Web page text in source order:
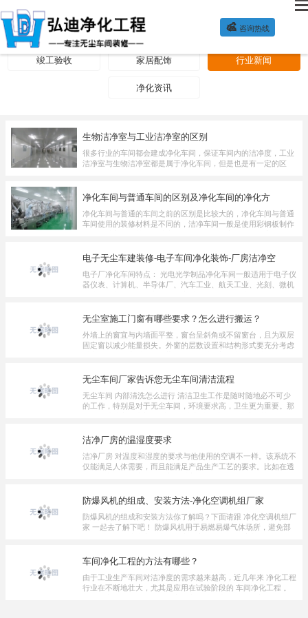
 咨询热线
净化方案 公司新闻 装修施工
竣工验收 家居配饰 行业新闻
净化资讯
生物洁净室与工业洁净室的区别
很多行业的车间都会建成净化车间，保证车间内的洁净度，工业
洁净室与生物洁净室都是属于净化车间，但是也是有一定的区
净化车间与普通车间的区别及净化车间的净化方
净化车间与普通的车间之前的区别是比较大的，净化车间与普通
车间使用的装修材料是不同的，洁净车间一般是使用彩钢板制作
电子无尘车建装修-电子车间净化装饰-厂房洁净空
电子厂净化车间特点： 光电光学制品净化车间一般适用于电子仪
器仪表、计算机、半导体厂、汽车工业、航天工业、光刻、微机
无尘室施工门窗有哪些要求？怎么进行搬运？
外墙上的窗宜与内墙面平整，窗台呈斜角或不留窗台，且为双层
固定窗以减少能量损失。外窗的层数设置和结构形式要充分考虑
无尘车间厂家告诉您无尘车间清洁流程
无尘车间 内部清洗怎么进行 清洁卫生工作是随时随地必不可少
的工作，特别是对于无尘车间，环境要求高，卫生更为重要。那
洁净厂房的温湿度要求
洁净厂房 对温度和湿度的要求与他使用的空调不一样。该系统不
仅能满足人体需要，而且能满足产品生产工艺的要求。比如在透
防爆风机的组成、安装方法-净化空调机组厂家
防爆风机的组成和安装方法你了解吗？下面请跟 净化空调机组厂
家 一起去了解下吧！ 防爆风机用于易燃易爆气体场所，避免部
车间净化工程的方法有哪些？
由于工业生产车间对洁净度的需求越来越高，近几年来 净化工程
行业在不断地壮大，尤其是应用在试验阶段的 车间净化工程 。